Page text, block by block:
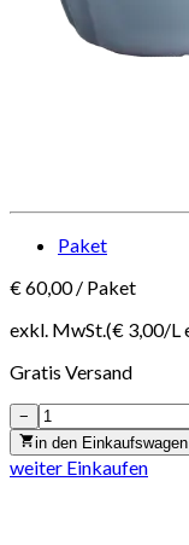
Paket
€60,00/ Paket
exkl. MwSt.(€ 3,00/L
Gratis Versand
−
in den Einkaufswagen
weiter Einkaufen